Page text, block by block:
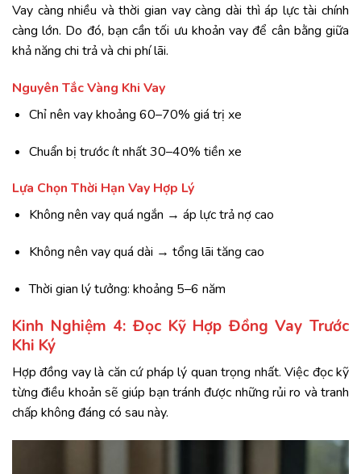
Vay càng nhiều và thời gian vay càng dài thì áp lực tài chính
càng lớn. Do đó, bạn cần tối ưu khoản vay để cân bằng giữa
khả năng chi trả và chi phí lãi.
Nguyên Tắc Vàng Khi Vay
Chỉ nên vay khoảng 60–70% giá trị xe
Chuẩn bị trước ít nhất 30–40% tiền xe
Lựa Chọn Thời Hạn Vay Hợp Lý
Không nên vay quá ngắn → áp lực trả nợ cao
Không nên vay quá dài → tổng lãi tăng cao
Thời gian lý tưởng: khoảng 5–6 năm
Kinh Nghiệm 4: Đọc Kỹ Hợp Đồng Vay Trước
Khi Ký
Hợp đồng vay là căn cứ pháp lý quan trọng nhất. Việc đọc kỹ
từng điều khoản sẽ giúp bạn tránh được những rủi ro và tranh
chấp không đáng có sau này.